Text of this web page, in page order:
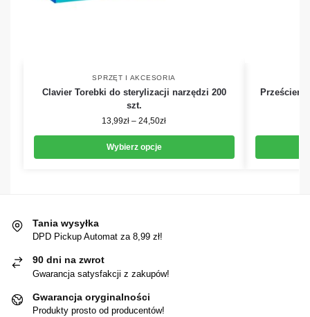
SPRZĘT I AKCESORIA
Clavier Torebki do sterylizacji narzędzi 200
szt.
13,99zł – 24,50zł
Wybierz opcje
Tania wysyłka
DPD Pickup Automat za 8,99 zł!
90 dni na zwrot
Gwarancja satysfakcji z zakupów!
Gwarancja oryginalności
Produkty prosto od producentów!